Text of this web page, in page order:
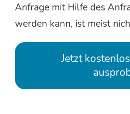
Anfrage mit Hilfe des
werden kann, ist meist
Jetzt